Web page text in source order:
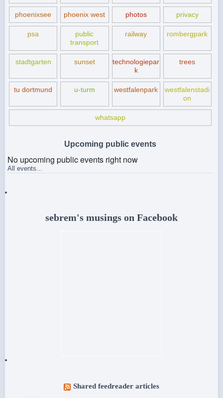
phoenixsee phoenix west photos privacy
psa
public
transport
railway rombergpark
stadtgarten sunset
technologiepar
k
trees
tu dortmund u-turm westfalenpark
westfalenstadi
on
whatsapp
Upcoming public events
No upcoming public events right now
All events...
sebrem's musings on Facebook
Shared feedreader articles